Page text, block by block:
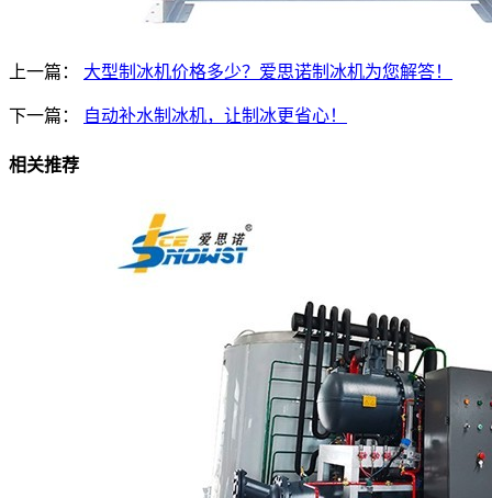
上一篇： 大型制冰机价格多少？爱思诺制冰机为您解答！
下一篇： 自动补水制冰机，让制冰更省心！
相关推荐